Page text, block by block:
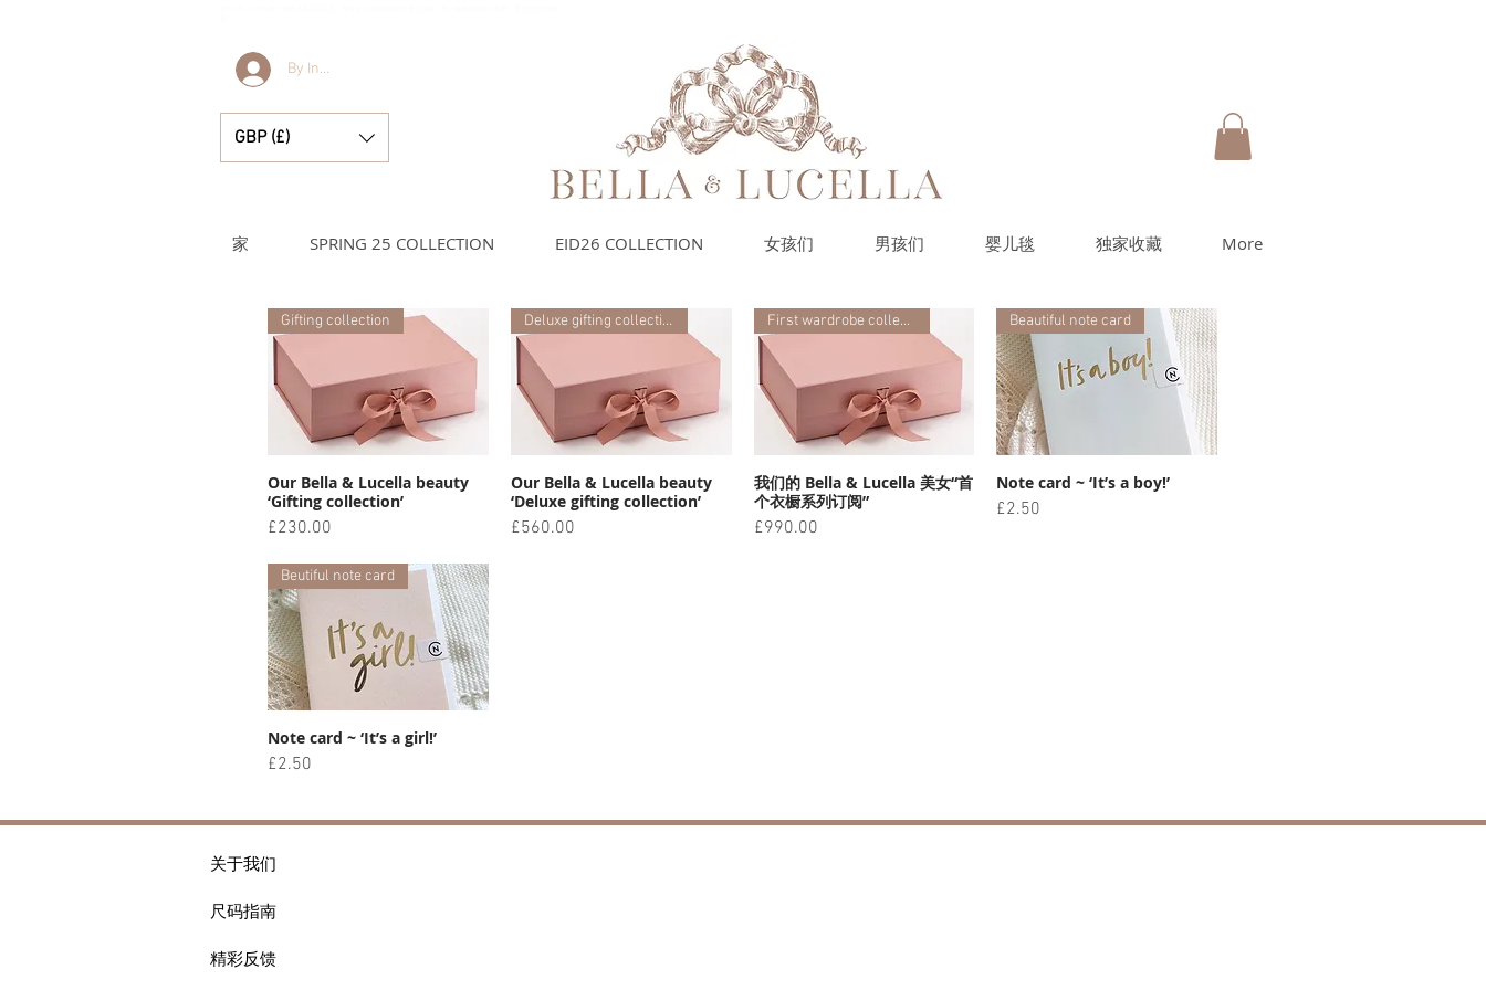
By Invitation Only
GBP (£)
家 SPRING 25 COLLECTION EID26 COLLECTION 女孩们 男孩们 婴儿毯 独家收藏 More
快速瀏覽
Gifting collection
Our Bella & Lucella beauty
‘Gifting collection’
價格
£230.00
快速瀏覽
Deluxe gifting collection
Our Bella & Lucella beauty
‘Deluxe gifting collection’
價格
£560.00
快速瀏覽
First wardrobe collection
我们的 Bella & Lucella 美女“首
个衣橱系列订阅”
價格
£990.00
快速瀏覽
Beautiful note card
Note card ~ ‘It’s a boy!’
價格
£2.50
快速瀏覽
Beutiful note card
Note card ~ ‘It’s a girl!’
價格
£2.50
关于我们
尺码指南
精彩反馈